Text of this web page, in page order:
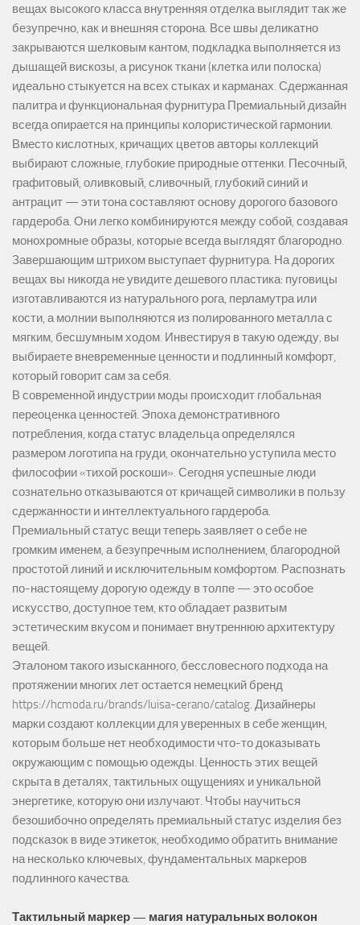
вещах высокого класса внутренняя отделка выглядит так же
безупречно, как и внешняя сторона. Все швы деликатно
закрываются шелковым кантом, подкладка выполняется из
дышащей вискозы, а рисунок ткани (клетка или полоска)
идеально стыкуется на всех стыках и карманах. Сдержанная
палитра и функциональная фурнитура Премиальный дизайн
всегда опирается на принципы колористической гармонии.
Вместо кислотных, кричащих цветов авторы коллекций
выбирают сложные, глубокие природные оттенки. Песочный,
графитовый, оливковый, сливочный, глубокий синий и
антрацит — эти тона составляют основу дорогого базового
гардероба. Они легко комбинируются между собой, создавая
монохромные образы, которые всегда выглядят благородно.
Завершающим штрихом выступает фурнитура. На дорогих
вещах вы никогда не увидите дешевого пластика: пуговицы
изготавливаются из натурального рога, перламутра или
кости, а молнии выполняются из полированного металла с
мягким, бесшумным ходом. Инвестируя в такую одежду, вы
выбираете вневременные ценности и подлинный комфорт,
который говорит сам за себя.
В современной индустрии моды происходит глобальная
переоценка ценностей. Эпоха демонстративного
потребления, когда статус владельца определялся
размером логотипа на груди, окончательно уступила место
философии «тихой роскоши». Сегодня успешные люди
сознательно отказываются от кричащей символики в пользу
сдержанности и интеллектуального гардероба.
Премиальный статус вещи теперь заявляет о себе не
громким именем, а безупречным исполнением, благородной
простотой линий и исключительным комфортом. Распознать
по-настоящему дорогую одежду в толпе — это особое
искусство, доступное тем, кто обладает развитым
эстетическим вкусом и понимает внутреннюю архитектуру
вещей.
Эталоном такого изысканного, бессловесного подхода на
протяжении многих лет остается немецкий бренд
https://hcmoda.ru/brands/luisa-cerano/catalog. Дизайнеры
марки создают коллекции для уверенных в себе женщин,
которым больше нет необходимости что-то доказывать
окружающим с помощью одежды. Ценность этих вещей
скрыта в деталях, тактильных ощущениях и уникальной
энергетике, которую они излучают. Чтобы научиться
безошибочно определять премиальный статус изделия без
подсказок в виде этикеток, необходимо обратить внимание
на несколько ключевых, фундаментальных маркеров
подлинного качества.
Тактильный маркер — магия натуральных волокон